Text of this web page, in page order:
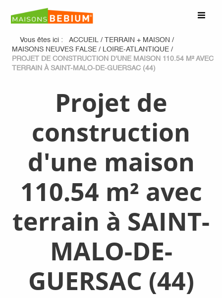
Vous êtes ici : ACCUEIL / TERRAIN + MAISON /
MAISONS NEUVES FALSE / LOIRE-ATLANTIQUE /
PROJET DE CONSTRUCTION D'UNE MAISON 110.54 M² AVEC
TERRAIN À SAINT-MALO-DE-GUERSAC (44)
Projet de
construction
d'une maison
110.54 m² avec
terrain à SAINT-
MALO-DE-
GUERSAC (44)